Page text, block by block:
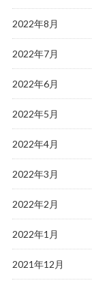
2022年8月
2022年7月
2022年6月
2022年5月
2022年4月
2022年3月
2022年2月
2022年1月
2021年12月